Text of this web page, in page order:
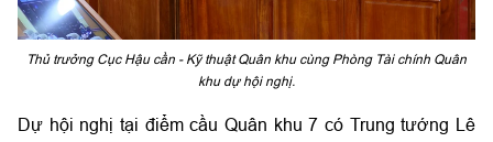
Thủ trưởng Cục Hậu cần - Kỹ thuật Quân khu cùng Phòng Tài chính Quân
khu dự hội nghị.
Dự hội nghị tại điểm cầu Quân khu 7 có Trung tướng Lê